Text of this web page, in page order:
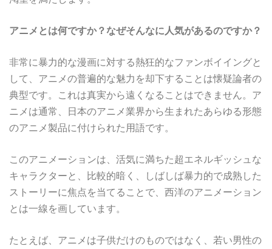
アニメとは何ですか？なぜそんなに人気があるのですか？
非常に暴力的な漫画に対する熱狂的なファンボイイングと
して、アニメの普遍的な魅力を却下することは懐疑論者の
典型です。これは真実から遠くなることはできません。ア
ニメは通常、日本のアニメ業界から生まれたあらゆる形態
のアニメ製品に付けられた用語です。
このアニメーションは、活気に満ちた超エネルギッシュな
キャラクターと、比較的暗く、しばしば暴力的で成熟した
ストーリーに焦点を当てることで、西洋のアニメーション
とは一線を画しています。
たとえば、アニメは子供だけのものではなく、若い男性の